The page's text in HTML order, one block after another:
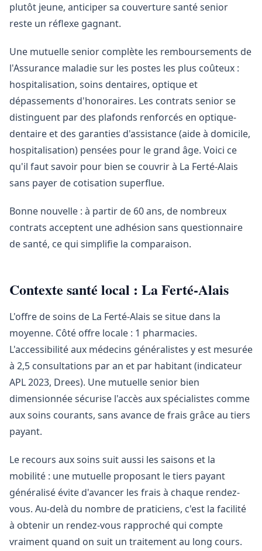
plutôt jeune, anticiper sa couverture santé senior
reste un réflexe gagnant.
Une mutuelle senior complète les remboursements de
l'Assurance maladie sur les postes les plus coûteux :
hospitalisation, soins dentaires, optique et
dépassements d'honoraires. Les contrats senior se
distinguent par des plafonds renforcés en optique-
dentaire et des garanties d'assistance (aide à domicile,
hospitalisation) pensées pour le grand âge. Voici ce
qu'il faut savoir pour bien se couvrir à La Ferté-Alais
sans payer de cotisation superflue.
Bonne nouvelle : à partir de 60 ans, de nombreux
contrats acceptent une adhésion sans questionnaire
de santé, ce qui simplifie la comparaison.
Contexte santé local : La Ferté-Alais
L'offre de soins de La Ferté-Alais se situe dans la
moyenne. Côté offre locale : 1 pharmacies.
L'accessibilité aux médecins généralistes y est mesurée
à 2,5 consultations par an et par habitant (indicateur
APL 2023, Drees). Une mutuelle senior bien
dimensionnée sécurise l'accès aux spécialistes comme
aux soins courants, sans avance de frais grâce au tiers
payant.
Le recours aux soins suit aussi les saisons et la
mobilité : une mutuelle proposant le tiers payant
généralisé évite d'avancer les frais à chaque rendez-
vous. Au-delà du nombre de praticiens, c'est la facilité
à obtenir un rendez-vous rapproché qui compte
vraiment quand on suit un traitement au long cours.